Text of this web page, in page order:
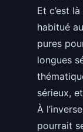
Et c’est
habitué
pures
longues
sérieux,
À
pourrait